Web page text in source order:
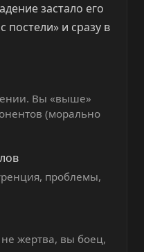
застало его
постели» и сразу в
Вы «выше»
(морально
проблемы,
жертва, вы боец,